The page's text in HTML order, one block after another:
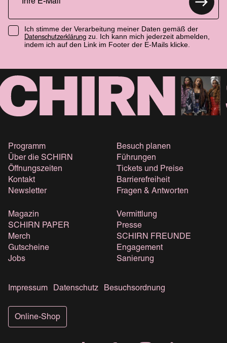
Ich stimme der Verarbeitung meiner Daten gemäß der
Datenschutzerklärung zu. Ich kann mich jederzeit abmelden,
indem ich auf den Link im Footer der E-Mails klicke.
Programm
Über die SCHIRN
Öffnungszeiten
Kontakt
Newsletter
Besuch planen
Führungen
Tickets und Preise
Barrierefreiheit
Fragen & Antworten
Magazin
SCHIRN PAPER
Merch
Gutscheine
Jobs
Vermittlung
Presse
SCHIRN FREUNDE
Engagement
Sanierung
Impressum Datenschutz Besuchsordnung
Online-Shop